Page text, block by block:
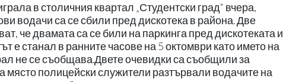
в столичния квартал „Студентски град“ вчера,
водачи са се сбили пред дискотека в района. Две
че двамата са се били на паркинга пред дискотеката и
е станал в ранните часове на 5 октомври като името на
не се съобщава.Двете очевидки са съобщили за
място полицейски служители разтървали водачите на